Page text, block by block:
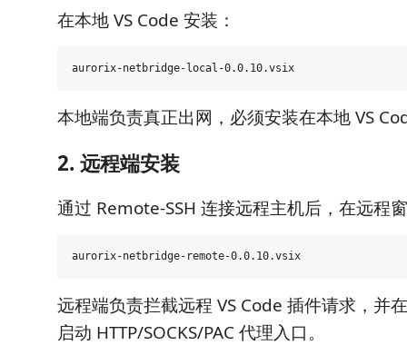
在本地 VS Code 安装：
本地端负责真正出网，必须安装在本地 VS
2. 远程端安装
通过 Remote-SSH 连接远程主机后，在远程
远程端负责拦截远程 VS Code 插件请求，并
启动 HTTP/SOCKS/PAC 代理入口。